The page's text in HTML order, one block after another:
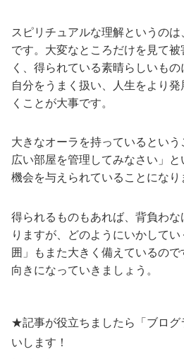
スピリチュアルな理解というの
です。大変なところだけを見て
く、得られている素晴らしいも
自分をうまく扱い、人生をより
くことが大事です。
大きなオーラを持っているという
広い部屋を管理してみなさい」
機会を与えられていることになり
得られるものもあれば、背負わ
りますが、どのようにいかして
囲」もまた大きく備えているの
向きになっていきましょう。
★記事が役立ちましたら「ブログ
いします！